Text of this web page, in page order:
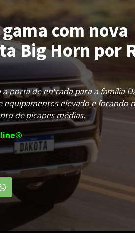
com nova
Big Horn por
a porta de entrada para a família
equipamentos elevado e focando
de picapes médias.